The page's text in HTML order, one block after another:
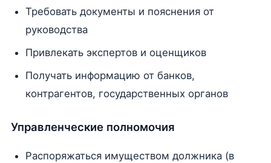
Требовать документы и пояснения от
руководства
Привлекать экспертов и оценщиков
Получать информацию от банков,
контрагентов, государственных органов
Управленческие полномочия
Распоряжаться имуществом должника (в